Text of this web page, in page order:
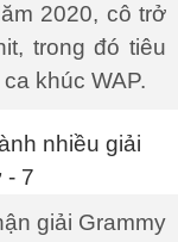
2020, cô trở
trong đó tiêu
khúc WAP.
giải Grammy